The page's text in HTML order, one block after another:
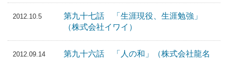
2012.10.5
第九十七話 「生涯現役、生涯勉強」
（株式会社イワイ）
2012.09.14
第九十六話 「人の和」（株式会社龍名